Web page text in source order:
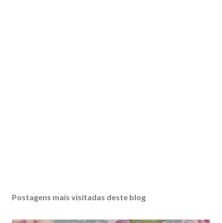
Postagens mais visitadas deste blog